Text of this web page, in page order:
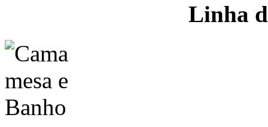
Linha